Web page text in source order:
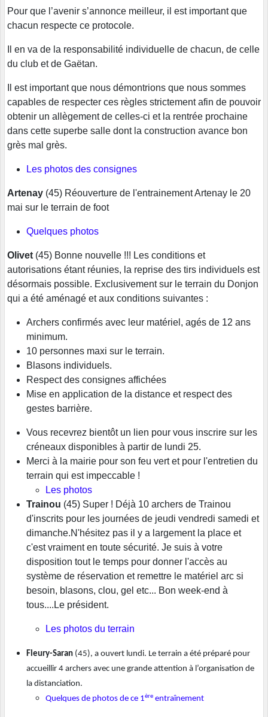
Pour que l’avenir s’annonce meilleur, il est important que
chacun respecte ce protocole.
Il en va de la responsabilité individuelle de chacun, de celle
du club et de Gaëtan.
Il est important que nous démontrions que nous sommes
capables de respecter ces règles strictement afin de pouvoir
obtenir un allègement de celles-ci et la rentrée prochaine
dans cette superbe salle dont la construction avance bon
grès mal grès.
Les photos des consignes
Artenay (45) Réouverture de l'entrainement Artenay le 20
mai sur le terrain de foot
Quelques photos
Olivet (45) Bonne nouvelle !!! Les conditions et
autorisations étant réunies, la reprise des tirs individuels est
désormais possible. Exclusivement sur le terrain du Donjon
qui a été aménagé et aux conditions suivantes :
Archers confirmés avec leur matériel, agés de 12 ans
minimum.
10 personnes maxi sur le terrain.
Blasons individuels.
Respect des consignes affichées
Mise en application de la distance et respect des
gestes barrière.
Vous recevrez bientôt un lien pour vous inscrire sur les
créneaux disponibles à partir de lundi 25.
Merci à la mairie pour son feu vert et pour l'entretien du
terrain qui est impeccable !
Les photos
Trainou (45) Super ! Déjà 10 archers de Trainou
d'inscrits pour les journées de jeudi vendredi samedi et
dimanche.N'hésitez pas il y a largement la place et
c'est vraiment en toute sécurité. Je suis à votre
disposition tout le temps pour donner l'accès au
système de réservation et remettre le matériel arc si
besoin, blasons, clou, gel etc... Bon week-end à
tous....Le président.
Les photos du terrain
Fleury-Saran (45), a ouvert lundi. Le terrain a été préparé pour
accueillir 4 archers avec une grande attention à l’organisation de
la distanciation.
Quelques de photos de ce 1ère entraînement